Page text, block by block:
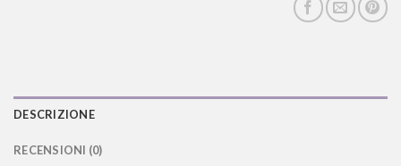
DESCRIZIONE
RECENSIONI (0)